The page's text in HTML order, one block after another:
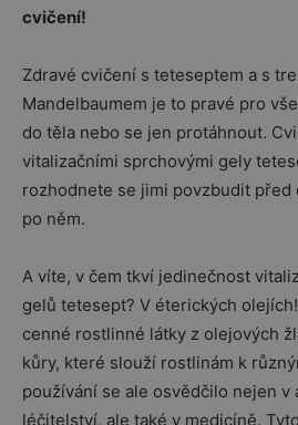
cvičení!
Zdravé cvičení s teteseptem a s
Mandelbaumem je to pravé pro
do těla nebo se jen protáhnout.
vitalizačními sprchovými gely
rozhodnete se jimi povzbudit
po něm.
A víte, v čem tkví jedinečnost
gelů tetesept? V éterických
cenné rostlinné látky z olejových
kůry, které slouží rostlinám k
používání se ale osvědčilo nejen v
léčitelství, ale také v medicíně.